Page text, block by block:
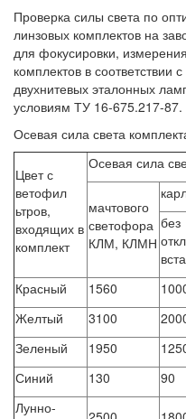
Проверка силы света по
линзовых комплектов на
для фокусировки,
комплектов в
двухнитевых эталонных
условиям ТУ 16-675.217-87.
Осевая сила света
Цвет с
ветофил
ьтров,
входящих в
комплект
Осевая сила
мачтового
светофора
КЛМ, КЛМН
без
Красный
1560
Желтый
3100
Зеленый
1950
Синий
130 90
Лунно-